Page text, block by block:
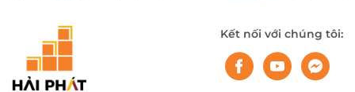
Kết nối với chúng tôi: